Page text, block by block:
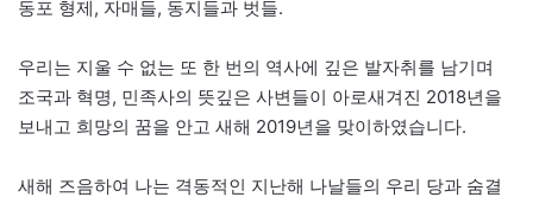
동포 형제, 자매들, 동지들과 벗들.
우리는 지울 수 없는 또 한 번의 역사에 깊은 발자취를 남기며
조국과 혁명, 민족사의 뜻깊은 사변들이 아로새겨진 2018년을
보내고 희망의 꿈을 안고 새해 2019년을 맞이하였습니다.
새해 즈음하여 나는 격동적인 지난해 나날들의 우리 당과 숨결